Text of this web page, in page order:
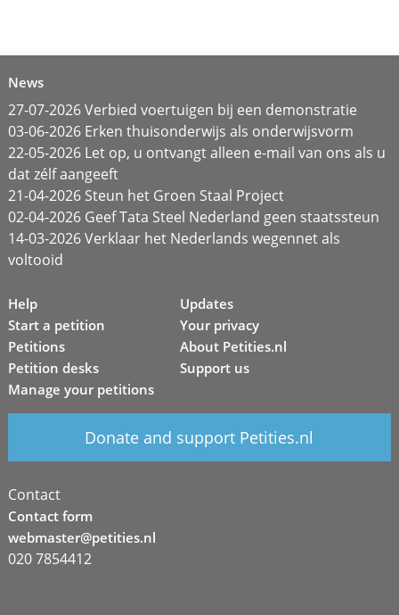
News
27-07-2026 Verbied voertuigen bij een demonstratie
03-06-2026 Erken thuisonderwijs als onderwijsvorm
22-05-2026 Let op, u ontvangt alleen e-mail van ons als u
dat zélf aangeeft
21-04-2026 Steun het Groen Staal Project
02-04-2026 Geef Tata Steel Nederland geen staatssteun
14-03-2026 Verklaar het Nederlands wegennet als
voltooid
Help
Start a petition
Petitions
Petition desks
Manage your petitions
Updates
Your privacy
About Petities.nl
Support us
Donate and support Petities.nl
Contact
Contact form
webmaster@petities.nl
020 7854412